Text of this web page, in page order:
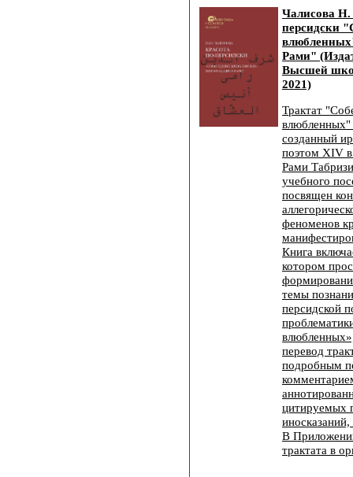
Чалисова
персидски
Рами"
Высшей
2021)
Трактат
влюбленных"
созданный
поэтом XIV
Рами
учебного
посвящен
феноменов
Книга
котором
темы
персидской
перевод
подробным
цитируемых
В
трактата в